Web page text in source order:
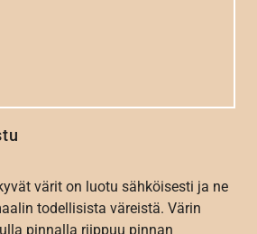
värit on luotu sähköisesti ja ne
todellisista väreistä. Värin
pinnalla riippuu pinnan